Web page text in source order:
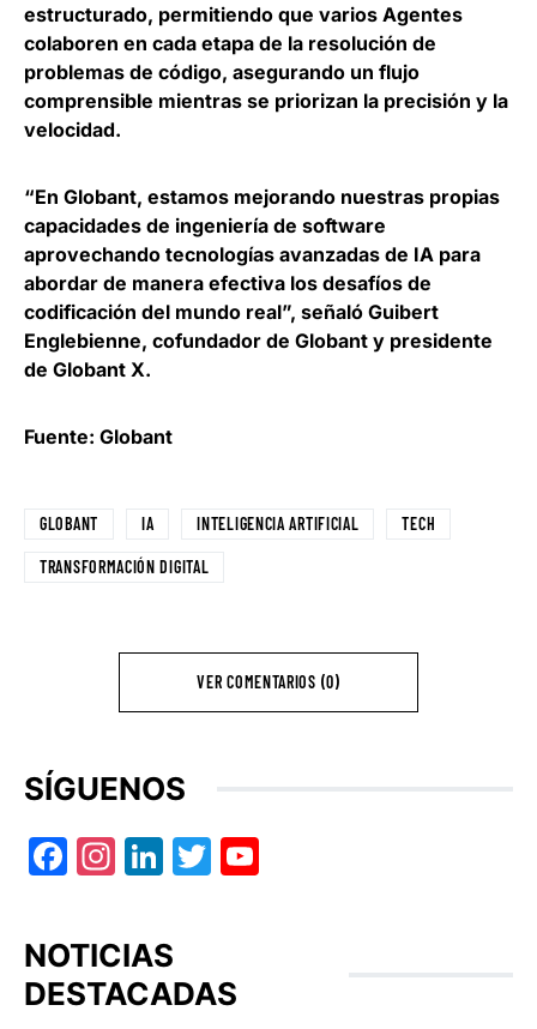
estructurado, permitiendo que varios Agentes
colaboren en cada etapa de la resolución de
problemas de código, asegurando un flujo
comprensible mientras se priorizan la precisión y la
velocidad.
“En Globant, estamos mejorando nuestras propias
capacidades de ingeniería de software
aprovechando tecnologías avanzadas de IA para
abordar de manera efectiva los desafíos de
codificación del mundo real”, señaló Guibert
Englebienne, cofundador de Globant y presidente
de Globant X.
Fuente: Globant
GLOBANT IA INTELIGENCIA ARTIFICIAL TECH
TRANSFORMACIÓN DIGITAL
VER COMENTARIOS (0)
SÍGUENOS
Facebook
Instagram
LinkedIn
Twitter
NOTICIAS
DESTACADAS